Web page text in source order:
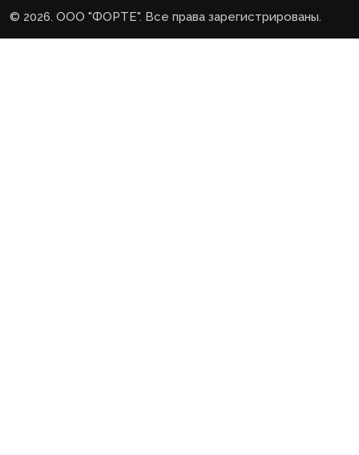
© 2026. ООО "ФОРТЕ". Все права зарегистрированы.